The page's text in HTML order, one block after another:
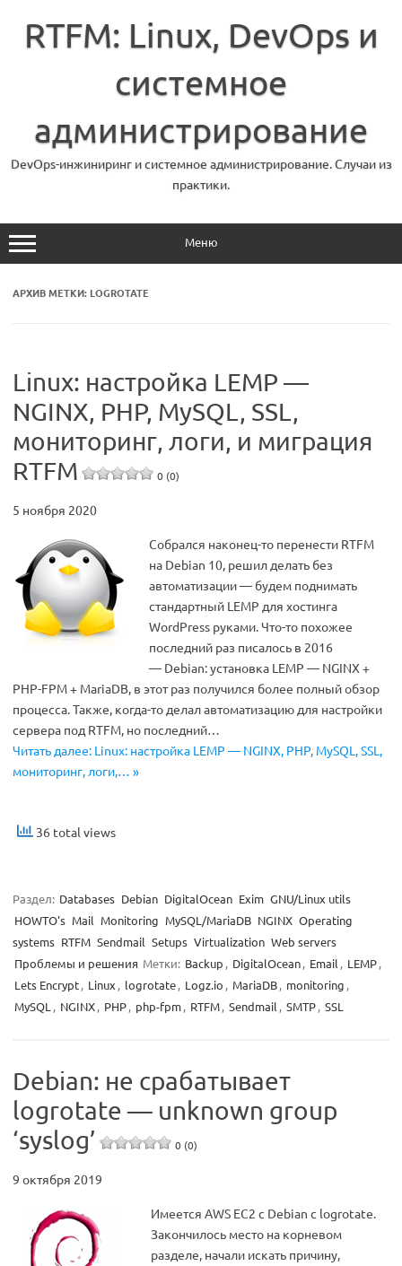
содержимому
RTFM: Linux, DevOps и
системное
администрирование
DevOps-инжиниринг и системное администрирование. Случаи из
практики.
Меню
АРХИВ МЕТКИ: LOGROTATE
Linux: настройка LEMP —
NGINX, PHP, MySQL, SSL,
мониторинг, логи, и миграция
RTFM
0 (0)
5 ноября 2020
Собрался наконец-то перенести RTFM
на Debian 10, решил делать без
автоматизации — будем поднимать
стандартный LEMP для хостинга
WordPress руками. Что-то похожее
последний раз писалось в 2016
— Debian: установка LEMP — NGINX +
PHP-FPM + MariaDB, в этот раз получился более полный обзор
процесса. Также, когда-то делал автоматизацию для настройки
сервера под RTFM, но последний…
Читать далее: Linux: настройка LEMP — NGINX, PHP, MySQL, SSL,
мониторинг, логи,… »
36 total views
Раздел: Databases Debian DigitalOcean Exim GNU/Linux utils
HOWTO's Mail Monitoring MySQL/MariaDB NGINX Operating
systems RTFM Sendmail Setups Virtualization Web servers
Проблемы и решения Метки: Backup , DigitalOcean, Email , LEMP,
Lets Encrypt, Linux , logrotate, Logz.io , MariaDB, monitoring ,
MySQL , NGINX, PHP, php-fpm, RTFM, Sendmail , SMTP, SSL
Debian: не срабатывает
logrotate — unknown group
‘syslog’
0 (0)
9 октября 2019
Имеется AWS EC2 с Debian с logrotate.
Закончилось место на корневом
разделе, начали искать причину,